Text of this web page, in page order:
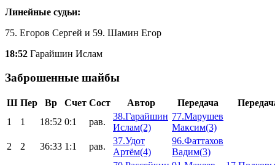
Линейные судьи:
75. Егоров Сергей и 59. Шамин Егор
18:52 Гарайшин Ислам
Заброшенные шайбы
Ш Пер Вр Счет Сост Автор Передача
1
1 18:52 0:1 рав.
38.Гарайшин
Ислам(2)
77.Марушев
Максим(3)
2
2 36:33 1:1 рав.
37.Удот
Артём(4)
96.Фаттахов
Вадим(3)